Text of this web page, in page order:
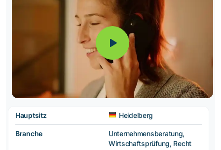
Hauptsitz Heidelberg
Branche
Unternehmensberatung,
Wirtschaftsprüfung, Recht